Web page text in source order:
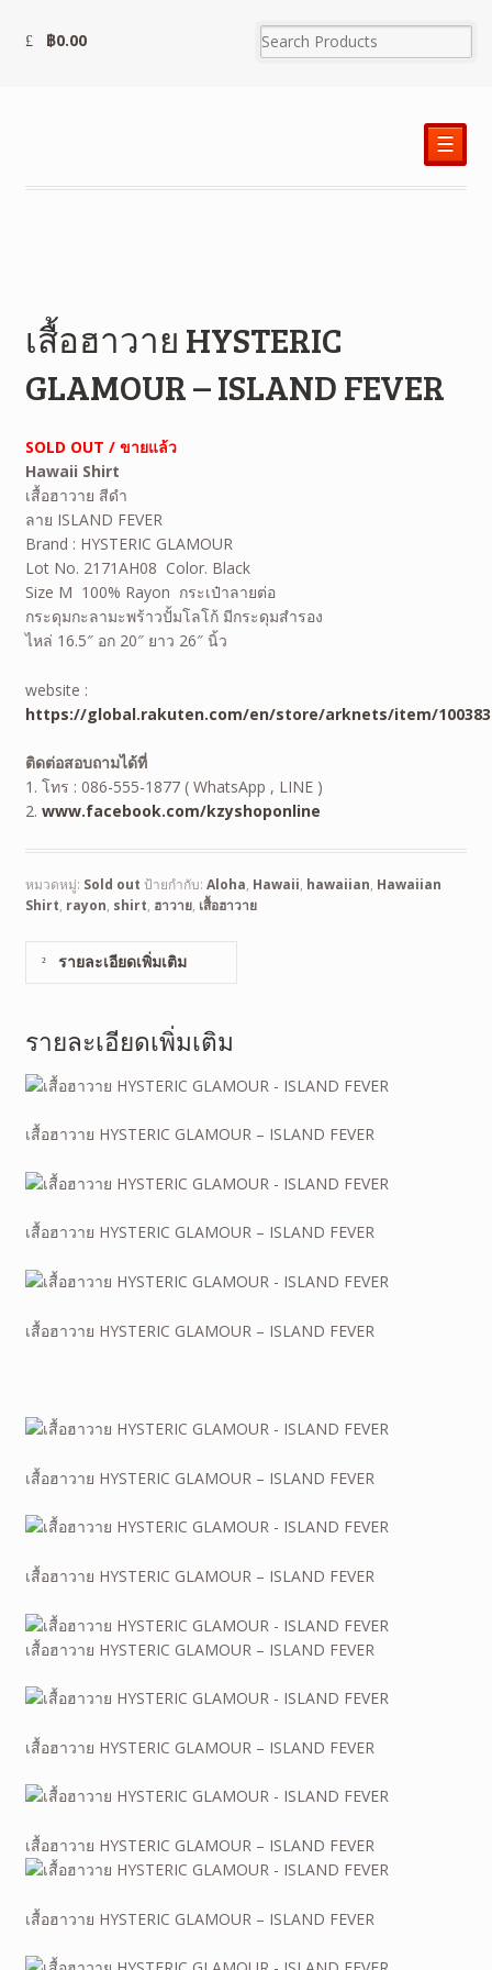
฿0.00
☰
เสื้อฮาวาย HYSTERIC
GLAMOUR – ISLAND FEVER
SOLD OUT / ขายแล้ว
Hawaii Shirt
เสื้อฮาวาย สีดำ
ลาย ISLAND FEVER
Brand : HYSTERIC GLAMOUR
Lot No. 2171AH08 Color. Black
Size M 100% Rayon กระเป๋าลายต่อ
กระดุมกะลามะพร้าวปั้มโลโก้ มีกระดุมสำรอง
ไหล่ 16.5″ อก 20″ ยาว 26″ นิ้ว
website :
https://global.rakuten.com/en/store/arknets/item/
ติดต่อสอบถามได้ที่
1. โทร : 086-555-1877 ( WhatsApp , LINE )
2. www.facebook.com/kzyshoponline
หมวดหมู่: Sold out ป้ายกำกับ: Aloha, Hawaii, hawaiian, Hawaiian
Shirt, rayon, shirt, ฮาวาย, เสื้อฮาวาย
รายละเอียดเพิ่มเติม
รายละเอียดเพิ่มเติม
เสื้อฮาวาย HYSTERIC GLAMOUR – ISLAND FEVER
เสื้อฮาวาย HYSTERIC GLAMOUR – ISLAND FEVER
เสื้อฮาวาย HYSTERIC GLAMOUR – ISLAND FEVER
เสื้อฮาวาย HYSTERIC GLAMOUR – ISLAND FEVER
เสื้อฮาวาย HYSTERIC GLAMOUR – ISLAND FEVER
เสื้อฮาวาย HYSTERIC GLAMOUR – ISLAND FEVER
เสื้อฮาวาย HYSTERIC GLAMOUR – ISLAND FEVER
เสื้อฮาวาย HYSTERIC GLAMOUR – ISLAND FEVER
เสื้อฮาวาย HYSTERIC GLAMOUR – ISLAND FEVER